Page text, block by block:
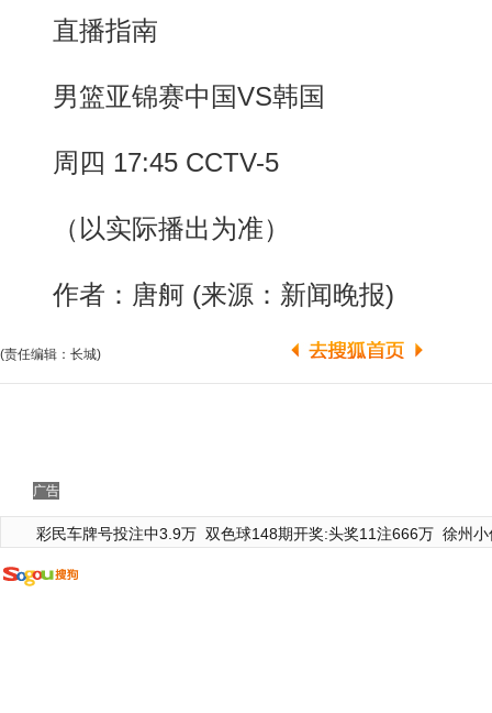
直播指南
男篮亚锦赛中国VS韩国
周四 17:45 CCTV-5
（以实际播出为准）
作者：唐舸 (来源：新闻晚报)
(责任编辑：长城)
广告
彩民车牌号投注中3.9万 双色球148期开奖:头奖11注666万 徐州